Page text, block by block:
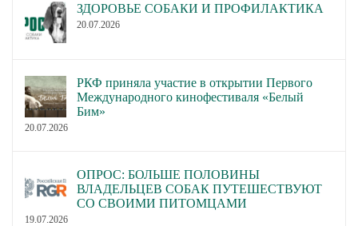
ЗДОРОВЬЕ СОБАКИ И ПРОФИЛАКТИКА
20.07.2026
РКФ приняла участие в открытии Первого
Международного кинофестиваля «Белый
Бим»
20.07.2026
ОПРОС: БОЛЬШЕ ПОЛОВИНЫ
ВЛАДЕЛЬЦЕВ СОБАК ПУТЕШЕСТВУЮТ
СО СВОИМИ ПИТОМЦАМИ
19.07.2026